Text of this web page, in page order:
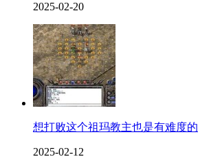
2025-02-20
想打败这个祖玛教主也是有难度的
2025-02-12